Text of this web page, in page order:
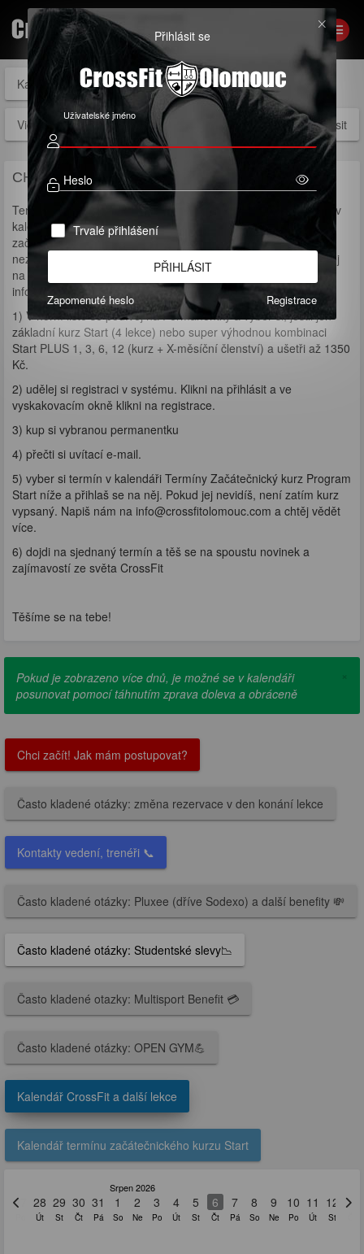
Přihlásit se
Uživatelské jméno
Heslo
Trvalé přihlášení
PŘIHLÁSIT
Zapomenuté heslo Registrace
Kalendáře Permanentky Členství Vouchery
Videa Přihlásit
CHCEŠ ZAČÍT S CROSSFITEM?
Termíny prvních
INDIVIDUÁLNÍCH
) lekcí kurzu najdeš v
kalendáři níže (modré tlačítko nad kalendářem Termíny
začátečnických kurzů). Pokud ne, zrovna neprobíhá kurz, ale
nezoufej, vyplň
a ozveme se ti nebo nám ihned zavolej
na 776188819 nebo napiš zprávu na e-mail
info@crossfitolomouc.com
1) V horní liště se podívej na Permanentky a vyber si, jestli jen
základní kurz Start (4 lekce) nebo super výhodnou kombinaci
Start PLUS 1, 3, 6, 12 (kurz + X-měsíční členství) a ušetři až 1350
Kč.
2) udělej si registraci v systému. Klikni na přihlásit a ve
vyskakovacím okně klikni na registrace.
3) kup si vybranou permanentku
4) přečti si uvítací e-mail.
5) vyber si termín v kalendáři Termíny Začátečnický kurz Program
Start níže a přihlaš se na něj. Pokud jej nevidíš, není zatím kurz
vypsaný. Napiš nám na info@crossfitolomouc.com a chtěj vědět
více.
6) dojdi na sjednaný termín a těš se na spoustu novinek a
zajímavostí ze světa CrossFit
Těšíme se na tebe!
Pokud je zobrazeno více dnů, je možné se v kalendáři
posunovat pomocí táhnutím zprava doleva a obráceně
Chci začít! Jak mám postupovat?
Často kladené otázky: změna rezervace v den konání lekce
Kontakty vedení, trenéři 📞
Často kladené otázky: Pluxee (dříve Sodexo) a další benefity 💸
Často kladené otázky: Studentské slevy📉
Často kladené otazky: Multisport Benefit 💳
Často kladené otázky: OPEN GYM💪
Kalendář CrossFit a další lekce
Kalendář termínu začátečnického kurzu Start
27 28
Út
29
St
30
Čt
31
Pá
1
So
Srpen 2026
2
Ne
3
Po
4
Út
5
St
6
Čt
7
Pá
8
So
9
Ne
10
Po
11
Út
12
St
13